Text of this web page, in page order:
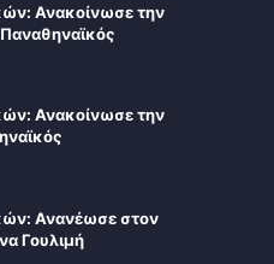
Ανακοίνωσε την
Ανακοίνωσε την
Ανανέωσε στον
Γουλιμή